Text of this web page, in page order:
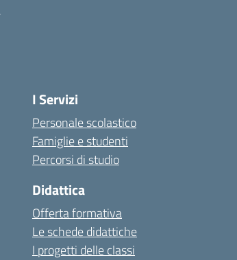
I Servizi
Personale scolastico
Famiglie e studenti
Percorsi di studio
Didattica
Offerta formativa
Le schede didattiche
I progetti delle classi